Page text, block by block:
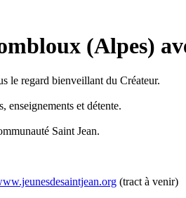
(Alpes)
le regard bienveillant du Créateur.
enseignements et détente.
Saint Jean.
(tract à venir)